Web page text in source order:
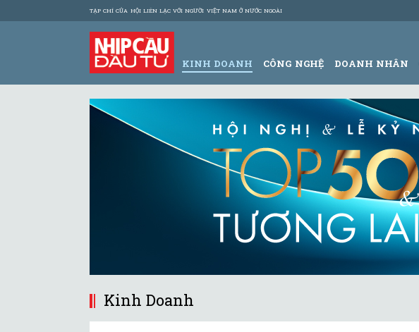
TẠP CHÍ CỦA HỘI LIÊN LẠC VỚI NGƯỜI VIỆT NAM Ở NƯỚC NGOÀI
KINH DOANH CÔNG NGHỆ DOANH NHÂN
Kinh Doanh